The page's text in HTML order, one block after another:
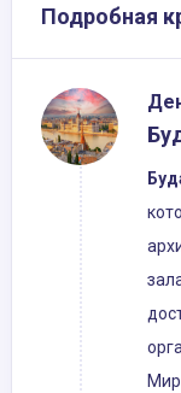
Подробная